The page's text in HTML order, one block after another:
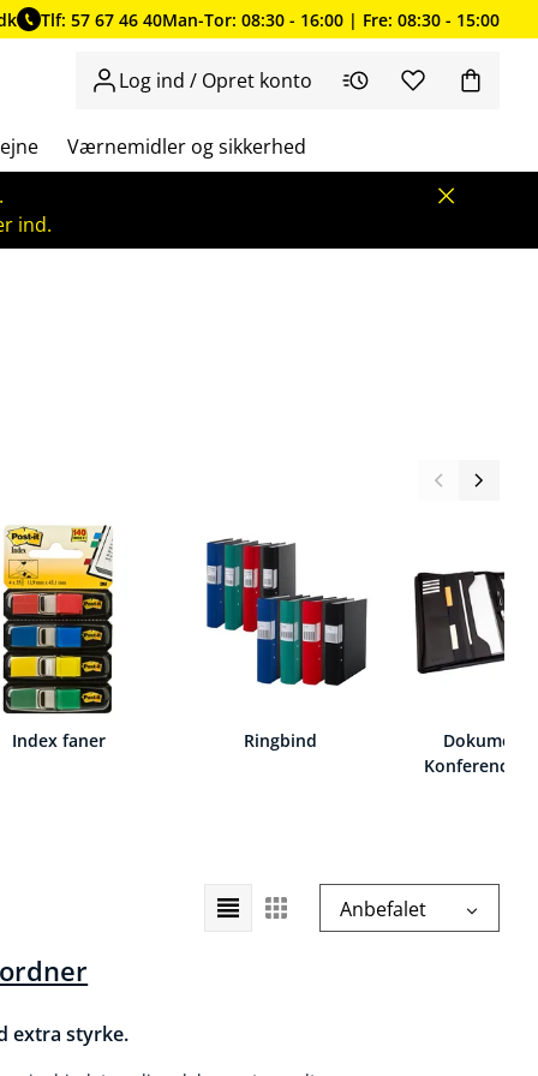
Tlf: 57 67 46 40Man-Tor: 08:30 - 16:00 | Fre: 08:30 - 15:00
Log ind / Opret konto
Værnemidler og sikkerhed
ind.
Index faner Ringbind
sorteringsrækkefølge
Anbefalet
extra styrke.